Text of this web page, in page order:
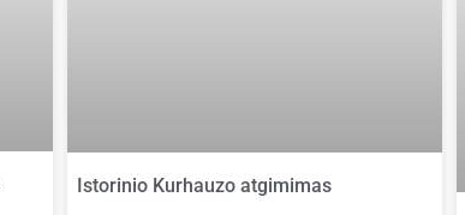
Istorinio Kurhauzo atgimimas